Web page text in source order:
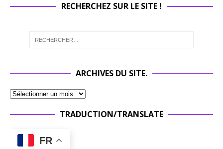
RECHERCHEZ SUR LE SITE !
ARCHIVES DU SITE.
TRADUCTION/TRANSLATE
FR